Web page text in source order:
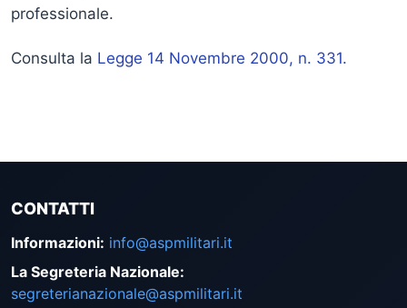
professionale.
Consulta la Legge 14 Novembre 2000, n. 331.
CONTATTI
Informazioni: info@aspmilitari.it
La Segreteria Nazionale:
segreterianazionale@aspmilitari.it